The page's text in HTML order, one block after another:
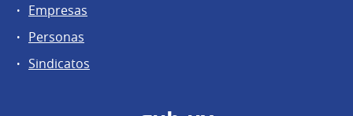
Empresas
Personas
Sindicatos